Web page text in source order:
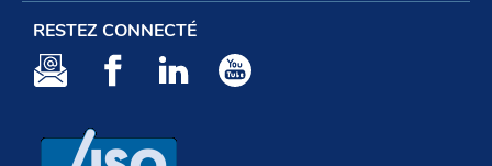
RESTEZ CONNECTÉ
NewsletterFacebookLinkedIn